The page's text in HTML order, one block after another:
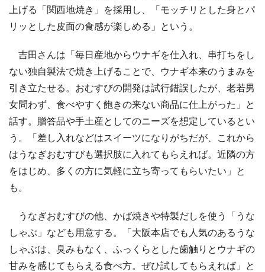
上げる「関西地焼き」を採用し、「モッチリとした身とパ
リッとした皮面の食感が楽しめる」という。
吉田さんは「毎日産地からウナギを仕入れ、串打ちをし
ない独自製法で焼き上げることで、ウナギ本来のうまみを
引き立たせる。おむすびの開発は試行錯誤したが、老若男
女問わず、食べやすく飽きの来ない商品に仕上がった」と
話す。贈答品や手土産としてのニーズを想定しているとい
う。「差し入れなどはスイーツになりがちだが、これから
はうなぎおむすびも選択肢に入れてもらえれば。近隣の方
をはじめ、多くの方に気軽に立ち寄ってもらいたい」と
も。
うなぎおむすびの他、かば焼きや特製だしを使う「うな
しゃぶ」なども用意する。「大阪本店でも人気のあるうな
しゃぶは、臭みもなく、ふっくらとした歯触りとウナギの
甘みを感じてもらえる食べ方。ぜひ試してもらえれば」と